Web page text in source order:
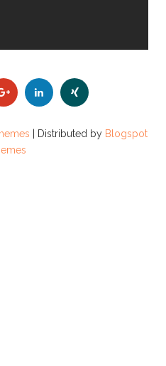
| Distributed by Blogspot